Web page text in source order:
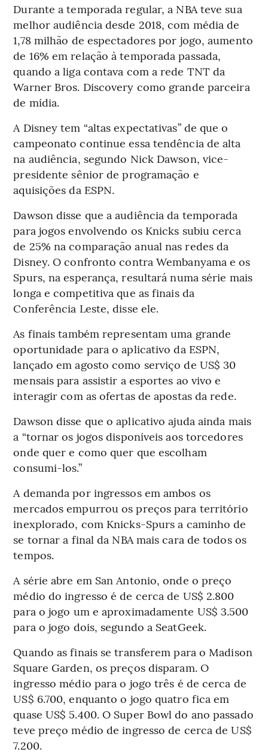
Durante a temporada regular, a NBA teve sua
melhor audiência desde 2018, com média de
1,78 milhão de espectadores por jogo, aumento
de 16% em relação à temporada passada,
quando a liga contava com a rede TNT da
Warner Bros. Discovery como grande parceira
de mídia.
A Disney tem “altas expectativas” de que o
campeonato continue essa tendência de alta
na audiência, segundo Nick Dawson, vice-
presidente sênior de programação e
aquisições da ESPN.
Dawson disse que a audiência da temporada
para jogos envolvendo os Knicks subiu cerca
de 25% na comparação anual nas redes da
Disney. O confronto contra Wembanyama e os
Spurs, na esperança, resultará numa série mais
longa e competitiva que as finais da
Conferência Leste, disse ele.
As finais também representam uma grande
oportunidade para o aplicativo da ESPN,
lançado em agosto como serviço de US$ 30
mensais para assistir a esportes ao vivo e
interagir com as ofertas de apostas da rede.
Dawson disse que o aplicativo ajuda ainda mais
a “tornar os jogos disponíveis aos torcedores
onde quer e como quer que escolham
consumi-los.”
A demanda por ingressos em ambos os
mercados empurrou os preços para território
inexplorado, com Knicks-Spurs a caminho de
se tornar a final da NBA mais cara de todos os
tempos.
A série abre em San Antonio, onde o preço
médio do ingresso é de cerca de US$ 2.800
para o jogo um e aproximadamente US$ 3.500
para o jogo dois, segundo a SeatGeek.
Quando as finais se transferem para o Madison
Square Garden, os preços disparam. O
ingresso médio para o jogo três é de cerca de
US$ 6.700, enquanto o jogo quatro fica em
quase US$ 5.400. O Super Bowl do ano passado
teve preço médio de ingresso de cerca de US$
7.200.